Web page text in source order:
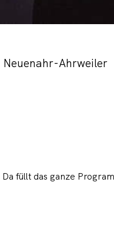
Neuenahr-Ahrweiler
füllt das ganze